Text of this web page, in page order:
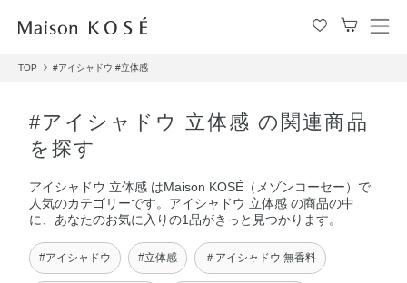
メ
TOP #アイシャドウ #立体感
#アイシャドウ 立体感 の関連商品
を探す
アイシャドウ 立体感 はMaison KOSÉ（メゾンコーセー）で
人気のカテゴリーです。アイシャドウ 立体感 の商品の中
に、あなたのお気に入りの1品がきっと見つかります。
#アイシャドウ #立体感 ＃アイシャドウ 無香料